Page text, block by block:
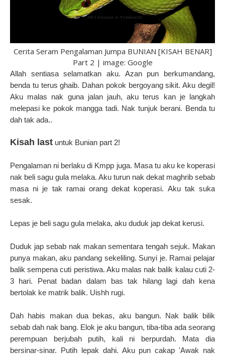
Cerita Seram Pengalaman Jumpa BUNIAN [KISAH BENAR]
Part 2 | image: Google
Allah sentiasa selamatkan aku. Azan pun berkumandang,
benda tu terus ghaib. Dahan pokok bergoyang sikit. Aku degil!
Aku malas nak guna jalan jauh, aku terus kan je langkah
melepasi ke pokok mangga tadi. Nak tunjuk berani. Benda tu
dah tak ada..
Kisah last untuk Bunian part 2!
Pengalaman ni berlaku di Kmpp juga. Masa tu aku ke koperasi
nak beli sagu gula melaka. Aku turun nak dekat maghrib sebab
masa ni je tak ramai orang dekat koperasi. Aku tak suka
sesak.
Lepas je beli sagu gula melaka, aku duduk jap dekat kerusi.
Duduk jap sebab nak makan sementara tengah sejuk. Makan
punya makan, aku pandang sekeliling. Sunyi je. Ramai pelajar
balik sempena cuti peristiwa. Aku malas nak balik kalau cuti 2-
3 hari. Penat badan dalam bas tak hilang lagi dah kena
bertolak ke matrik balik. Uishh rugi.
Dah habis makan dua bekas, aku bangun. Nak balik bilik
sebab dah nak bang. Elok je aku bangun, tiba-tiba ada seorang
perempuan berjubah putih, kali ni berpurdah. Mata dia
bersinar-sinar. Putih lepak dahi. Aku pun cakap 'Awak nak